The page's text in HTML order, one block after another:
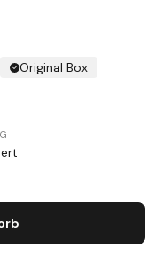
Original Box